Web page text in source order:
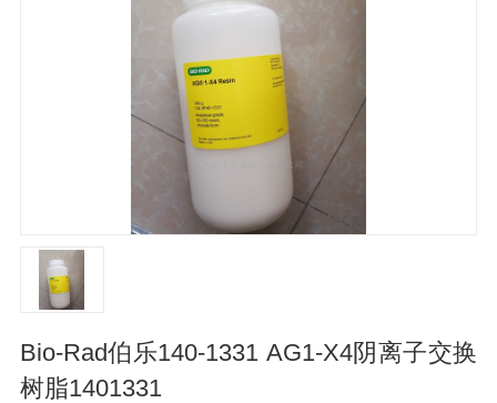
Bio-Rad伯乐140-1331 AG1-X4阴离子交换
树脂1401331